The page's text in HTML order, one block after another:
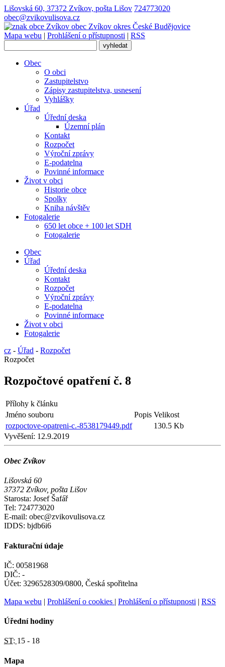
Lišovská 60, 37372 Zvíkov, pošta Lišov 724773020
obec@zvikovulisova.cz
obec Zvíkov okres České Budějovice
Mapa webu | Prohlášení o přístupnosti | RSS
Obec
O obci
Zastupitelstvo
Zápisy zastupitelstva, usnesení
Vyhlášky
Úřad
Úřední deska
Územní plán
Kontakt
Rozpočet
Výroční zprávy
E-podatelna
Povinné informace
Život v obci
Historie obce
Spolky
Kniha návštěv
Fotogalerie
650 let obce + 100 let SDH
Fotogalerie
Obec
Úřad
Úřední deska
Kontakt
Rozpočet
Výroční zprávy
E-podatelna
Povinné informace
Život v obci
Fotogalerie
cz - Úřad - Rozpočet
Rozpočet
Rozpočtové opatření č. 8
Přílohy k článku
Jméno souboru
Popis Velikost
rozpoctove-opatreni-c.-8538179449.pdf
130.5 Kb
Vyvěšení: 12.9.2019
Obec Zvíkov
Lišovská 60
37372 Zvíkov, pošta Lišov
Starosta: Josef Šafář
Tel: 724773020
E-mail: obec@zvikovulisova.cz
IDDS: bjdb6i6
Fakturační údaje
IČ: 00581968
DIČ: -
Účet: 3296528309/0800, Česká spořitelna
Mapa webu | Prohlášení o cookies | Prohlášení o přístupnosti | RSS
Úřední hodiny
ST: 15 - 18
Mapa